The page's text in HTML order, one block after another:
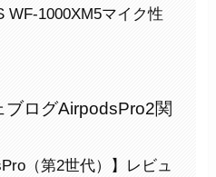
WF-1000XM5マイク性
ブログAirpodsPro2関
（第2世代）】レビュ